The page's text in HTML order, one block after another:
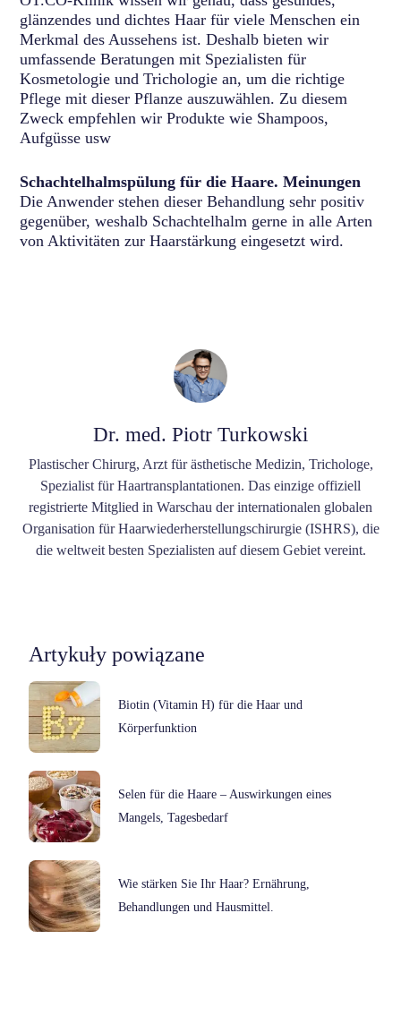
glänzendes und dichtes Haar für viele Menschen ein
Merkmal des Aussehens ist. Deshalb bieten wir
umfassende Beratungen mit Spezialisten für
Kosmetologie und Trichologie an, um die richtige
Pflege mit dieser Pflanze auszuwählen. Zu diesem
Zweck empfehlen wir Produkte wie Shampoos,
Aufgüsse usw
Schachtelhalmspülung für die Haare. Meinungen
Die Anwender stehen dieser Behandlung sehr positiv
gegenüber, weshalb Schachtelhalm gerne in alle Arten
von Aktivitäten zur Haarstärkung eingesetzt wird.
Dr. med. Piotr Turkowski
Plastischer Chirurg, Arzt für ästhetische Medizin, Trichologe,
Spezialist für Haartransplantationen. Das einzige offiziell
registrierte Mitglied in Warschau der internationalen globalen
Organisation für Haarwiederherstellungschirurgie (ISHRS), die
die weltweit besten Spezialisten auf diesem Gebiet vereint.
Artykuły powiązane
Biotin (Vitamin H) für die Haar und
Körperfunktion
Selen für die Haare – Auswirkungen eines
Mangels, Tagesbedarf
Wie stärken Sie Ihr Haar? Ernährung,
Behandlungen und Hausmittel.